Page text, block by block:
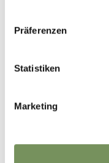
Präferenzen
Statistiken
Marketing